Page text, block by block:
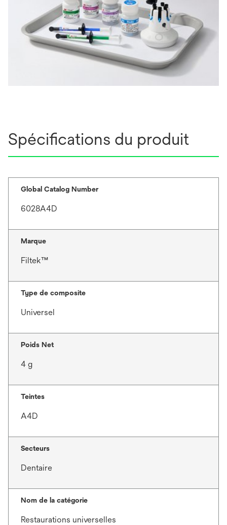
Spécifications du produit
Global Catalog Number
6028A4D
Marque
Filtek™
Type de composite
Universel
Poids Net
4 g
Teintes
A4D
Secteurs
Dentaire
Nom de la catégorie
Restaurations universelles